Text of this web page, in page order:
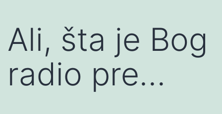
Ali, šta je Bog
radio pre…